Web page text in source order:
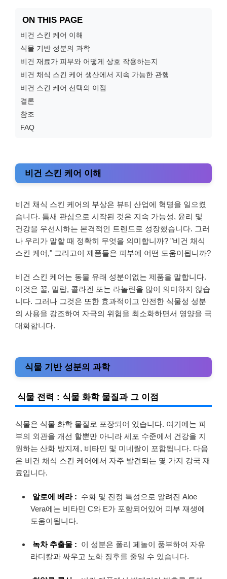
ON THIS PAGE
비건 스킨 케어 이해
식물 기반 성분의 과학
비건 재료가 피부와 어떻게 상호 작용하는지
비건 채식 스킨 케어 생산에서 지속 가능한 관행
비건 스킨 케어 선택의 이점
결론
참조
FAQ
비건 스킨 케어 이해
비건 채식 스킨 케어의 부상은 뷰티 산업에 혁명을 일으켰
습니다. 틈새 관심으로 시작된 것은 지속 가능성, 윤리 및
건강을 우선시하는 본격적인 트렌드로 성장했습니다. 그러
나 우리가 말할 때 정확히 무엇을 의미합니까? "비건 채식
스킨 케어," 그리고이 제품들은 피부에 어떤 도움이됩니까?
비건 스킨 케어는 동물 유래 성분이없는 제품을 말합니다.
이것은 꿀, 밀랍, 콜라겐 또는 라놀린을 많이 의미하지 않습
니다. 그러나 그것은 또한 효과적이고 안전한 식물성 성분
의 사용을 강조하여 자극의 위험을 최소화하면서 영양을 극
대화합니다.
식물 기반 성분의 과학
식물 전력 : 식물 화학 물질과 그 이점
식물은 식물 화학 물질로 포장되어 있습니다. 여기에는 피
부의 외관을 개선 할뿐만 아니라 세포 수준에서 건강을 지
원하는 산화 방지제, 비타민 및 미네랄이 포함됩니다. 다음
은 비건 채식 스킨 케어에서 자주 발견되는 몇 가지 강국 재
료입니다.
알로에 베라 : 수화 및 진정 특성으로 알려진 Aloe
Vera에는 비타민 C와 E가 포함되어있어 피부 재생에
도움이됩니다.
녹차 추출물 : 이 성분은 폴리 페놀이 풍부하여 자유
라디칼과 싸우고 노화 징후를 줄일 수 있습니다.